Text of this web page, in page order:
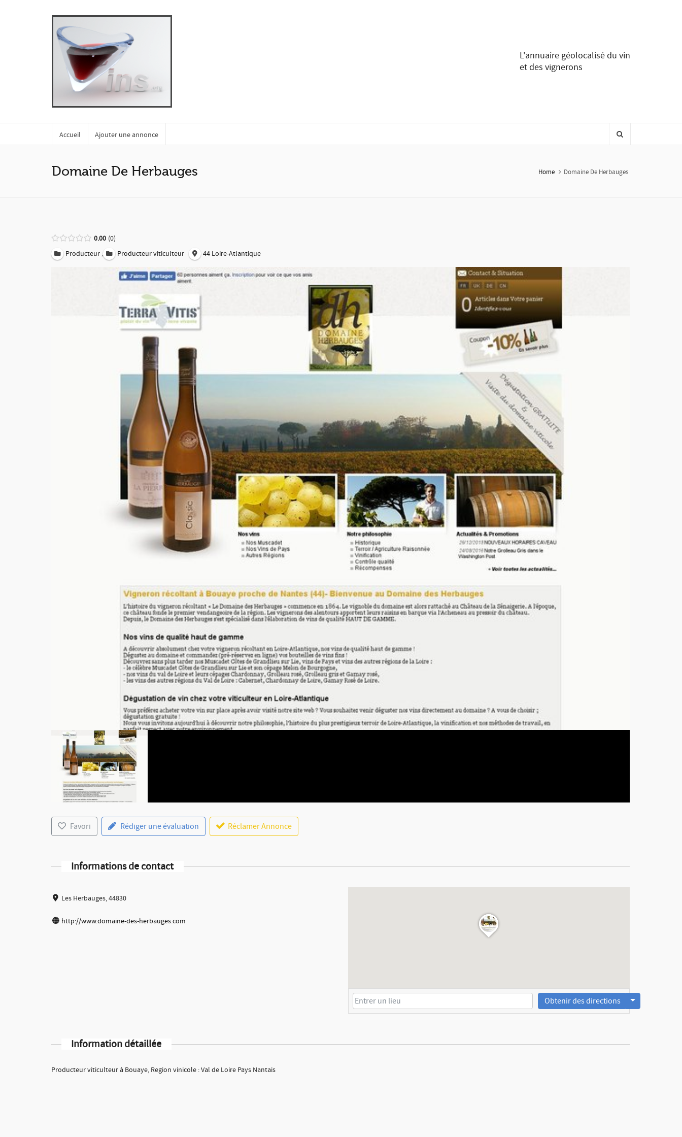
L'annuaire géolocalisé du vin
et des vignerons
Accueil Ajouter une annonce
Domaine De Herbauges Home Domaine De Herbauges
0.00 0
Producteur , Producteur viticulteur 44 Loire-Atlantique
Favori Rédiger une évaluation Réclamer Annonce
Informations de contact
Les Herbauges, 44830
http://www.domaine-des-herbauges.com
Obtenir des directions
Information détaillée
Producteur viticulteur à Bouaye, Region vinicole : Val de Loire Pays Nantais